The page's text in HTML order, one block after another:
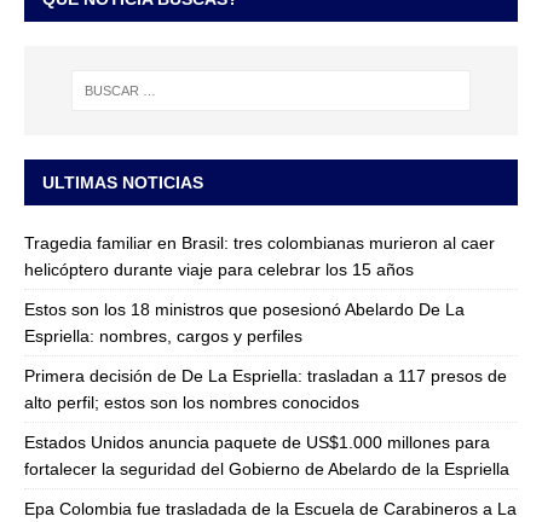
ULTIMAS NOTICIAS
Tragedia familiar en Brasil: tres colombianas murieron al caer
helicóptero durante viaje para celebrar los 15 años
Estos son los 18 ministros que posesionó Abelardo De La
Espriella: nombres, cargos y perfiles
Primera decisión de De La Espriella: trasladan a 117 presos de
alto perfil; estos son los nombres conocidos
Estados Unidos anuncia paquete de US$1.000 millones para
fortalecer la seguridad del Gobierno de Abelardo de la Espriella
Epa Colombia fue trasladada de la Escuela de Carabineros a La